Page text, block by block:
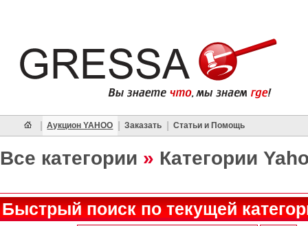
Аукцион YAHOO Заказать Статьи и Помощь
Все категории » Категории
Быстрый поиск по текущей